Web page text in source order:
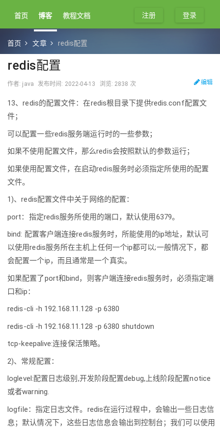
首页 博客 教程文档 登录
注册
首页 文章 redis配置
redis配置
作者: java 发布时间: 2022-04-13 浏览: 2838 次 编辑
13、redis的配置文件：在redis根目录下提供redis.conf配置文
件；
可以配置一些redis服务端运行时的一些参数；
如果不使用配置文件，那么redis会按照默认的参数运行；
如果使用配置文件，在启动redis服务时必须指定所使用的配置
文件。
1)、redis配置文件中关于网络的配置：
port：指定redis服务所使用的端口，默认使用6379。
bind: 配置客户端连接redis服务时，所能使用的ip地址，默认可
以使用redis服务所在主机上任何一个ip都可以;一般情况下，都
会配置一个ip，而且通常是一个真实。
如果配置了port和bind，则客户端连接redis服务时，必须指定端
口和ip：
redis-cli -h 192.168.11.128 -p 6380
redis-cli -h 192.168.11.128 -p 6380 shutdown
tcp-keepalive:连接保活策略。
2)、常规配置：
loglevel:配置日志级别,开发阶段配置debug,上线阶段配置notice
或者warning.
logfile：指定日志文件。redis在运行过程中，会输出一些日志信
息；默认情况下，这些日志信息会输出到控制台；我们可以使用